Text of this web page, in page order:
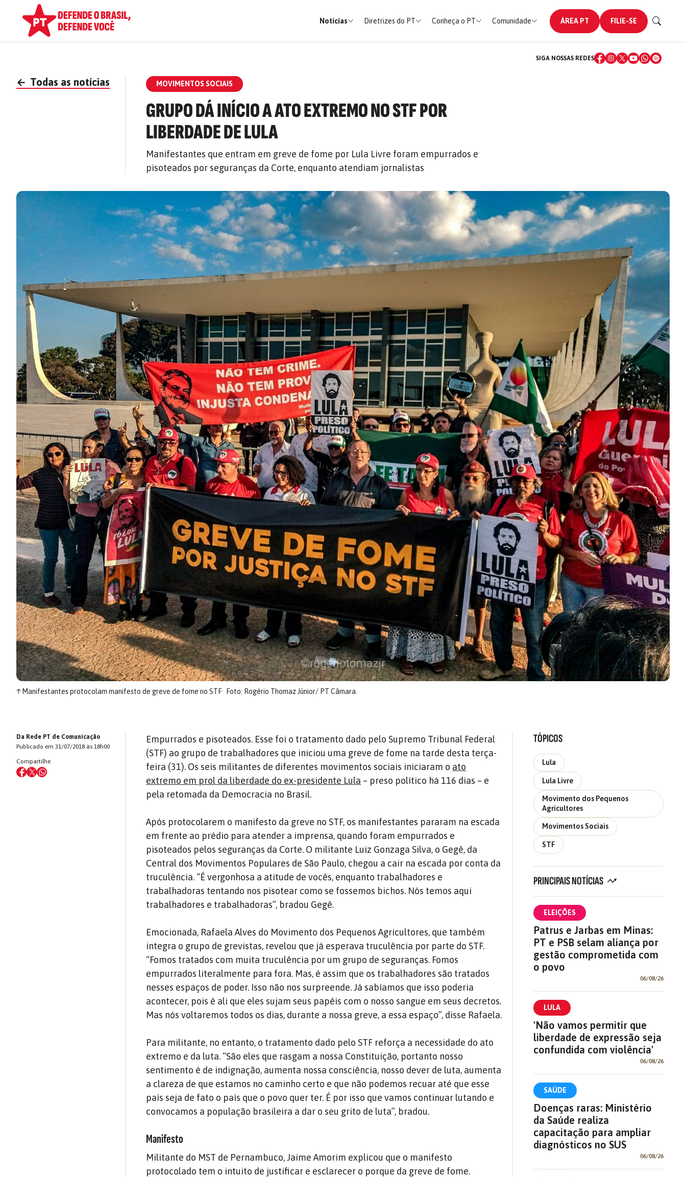
Notícias Diretrizes do PT Conheça o PT Comunidade ÁREA PT FILIE-SE
SIGA NOSSAS REDES
← Todas as notícias MOVIMENTOS SOCIAIS
GRUPO DÁ INÍCIO A ATO EXTREMO NO STF POR
LIBERDADE DE LULA
Manifestantes que entram em greve de fome por Lula Livre foram empurrados e
pisoteados por seguranças da Corte, enquanto atendiam jornalistas
↑Manifestantes protocolam manifesto de greve de fome no STF Foto: Rogério Thomaz Júnior/ PT Câmara.
Da Rede PT de Comunicação
Publicado em 31/07/2018 às 18h00
Compartilhe
Empurrados e pisoteados. Esse foi o tratamento dado pelo Supremo Tribunal Federal
(STF) ao grupo de trabalhadores que iniciou uma greve de fome na tarde desta terça-
feira (31). Os seis militantes de diferentes movimentos sociais iniciaram o ato
extremo em prol da liberdade do ex-presidente Lula – preso político há 116 dias – e
pela retomada da Democracia no Brasil.
Após protocolarem o manifesto da greve no STF, os manifestantes pararam na escada
em frente ao prédio para atender a imprensa, quando foram empurrados e
pisoteados pelos seguranças da Corte. O militante Luiz Gonzaga Silva, o Gegê, da
Central dos Movimentos Populares de São Paulo, chegou a cair na escada por conta da
truculência. “É vergonhosa a atitude de vocês, enquanto trabalhadores e
trabalhadoras tentando nos pisotear como se fossemos bichos. Nós temos aqui
trabalhadores e trabalhadoras”, bradou Gegê.
Emocionada, Rafaela Alves do Movimento dos Pequenos Agricultores, que também
integra o grupo de grevistas, revelou que já esperava truculência por parte do STF.
“Fomos tratados com muita truculência por um grupo de seguranças. Fomos
empurrados literalmente para fora. Mas, é assim que os trabalhadores são tratados
nesses espaços de poder. Isso não nos surpreende. Já sabíamos que isso poderia
acontecer, pois é ali que eles sujam seus papéis com o nosso sangue em seus decretos.
Mas nós voltaremos todos os dias, durante a nossa greve, a essa espaço”, disse Rafaela.
Para militante, no entanto, o tratamento dado pelo STF reforça a necessidade do ato
extremo e da luta. “São eles que rasgam a nossa Constituição, portanto nosso
sentimento é de indignação, aumenta nossa consciência, nosso dever de luta, aumenta
a clareza de que estamos no caminho certo e que não podemos recuar até que esse
país seja de fato o país que o povo quer ter. É por isso que vamos continuar lutando e
convocamos a população brasileira a dar o seu grito de luta”, bradou.
Manifesto
Militante do MST de Pernambuco, Jaime Amorim explicou que o manifesto
protocolado tem o intuito de justificar e esclarecer o porque da greve de fome.
TÓPICOS
Lula
Lula Livre
Movimento dos Pequenos
Agricultores
Movimentos Sociais
STF
PRINCIPAIS NOTÍCIAS
ELEIÇÕES
Patrus e Jarbas em Minas:
PT e PSB selam aliança por
gestão comprometida com
o povo
06/08/26
LULA
'Não vamos permitir que
liberdade de expressão seja
confundida com violência'
06/08/26
SAÚDE
Doenças raras: Ministério
da Saúde realiza
capacitação para ampliar
diagnósticos no SUS
06/08/26